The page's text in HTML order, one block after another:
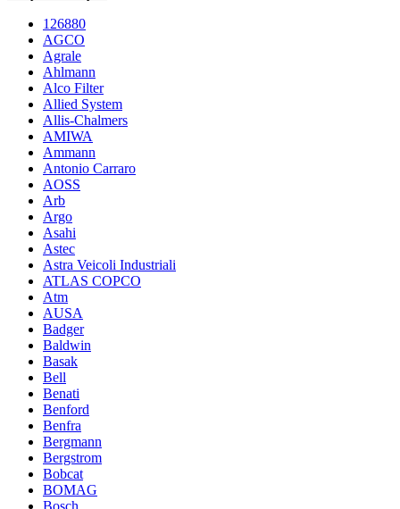
126880
AGCO
Agrale
Ahlmann
Alco Filter
Allied System
Allis-Chalmers
AMIWA
Ammann
Antonio Carraro
AOSS
Arb
Argo
Asahi
Astec
Astra Veicoli Industriali
ATLAS COPCO
Atm
AUSA
Badger
Baldwin
Basak
Bell
Benati
Benford
Benfra
Bergmann
Bergstrom
Bobcat
BOMAG
Bosch